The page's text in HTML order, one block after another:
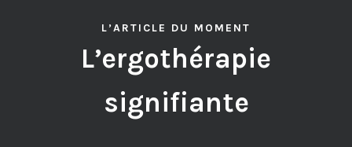
L’ARTICLE DU MOMENT
L’ergothérapie
signifiante